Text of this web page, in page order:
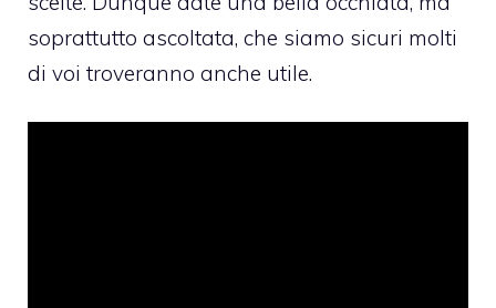
soprattutto ascoltata, che siamo sicuri molti
di voi troveranno anche utile.